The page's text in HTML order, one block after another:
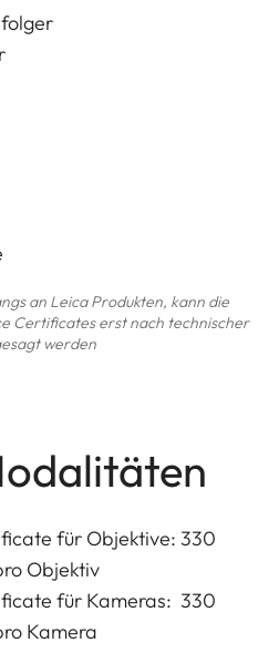
an Leica Produkten, kann die
Certificates erst nach technischer
werden
für Objektive: 330
Objektiv
für Kameras: 330
Kamera